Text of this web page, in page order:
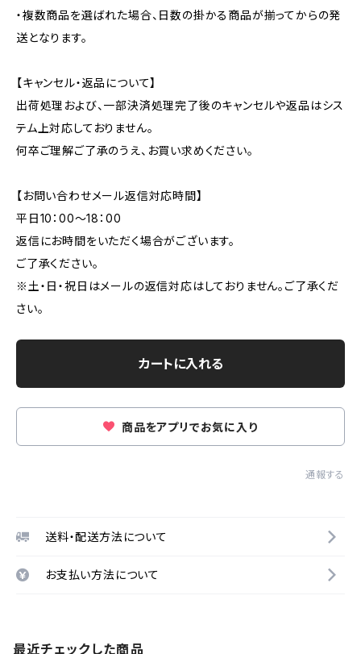
・複数商品を選ばれた場合、日数の掛かる商品が揃ってからの発
送となります。
【キャンセル・返品について】
出荷処理および、一部決済処理完了後のキャンセルや返品はシス
テム上対応しておりません。
何卒ご理解ご了承のうえ、お買い求めください。
【お問い合わせメール返信対応時間】
平日10：00～18：00
返信にお時間をいただく場合がございます。
ご了承ください。
※土・日・祝日はメールの返信対応はしておりません。ご了承くだ
さい。
カートに入れる
商品をアプリでお気に入り
通報する
送料・配送方法について
お支払い方法について
最近チェックした商品